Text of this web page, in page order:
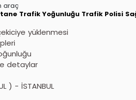
araç
Trafik Yoğunluğu Trafik Polisi
yüklenmesi
detaylar
) - İSTANBUL